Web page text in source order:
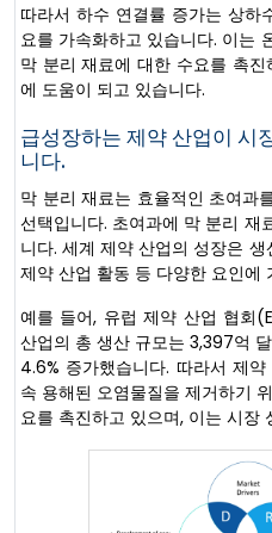
따라서 하수 연결률 증가는 상
요를 가속화하고 있습니다. 이는
막 분리 재료에 대한 수요를 촉
에 도움이 되고 있습니다.
급성장하는 제약 산업이 시
니다.
막 분리 재료는 효율적인 초여과
선택입니다. 초여과에 막 분리 재
니다. 세계 제약 산업의 성장은
제약 산업 활동 등 다양한 요인에
예를 들어, 유럽 제약 산업 협회
산업의 총 생산 규모는 3,397억
4.6% 증가했습니다. 따라서 제
속 용해된 오염물질을 제거하기
요를 촉진하고 있으며, 이는 시장